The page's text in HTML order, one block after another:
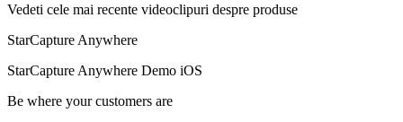
Vedeti cele mai recente videoclipuri despre produse
StarCapture Anywhere
StarCapture Anywhere Demo iOS
Be where your customers are